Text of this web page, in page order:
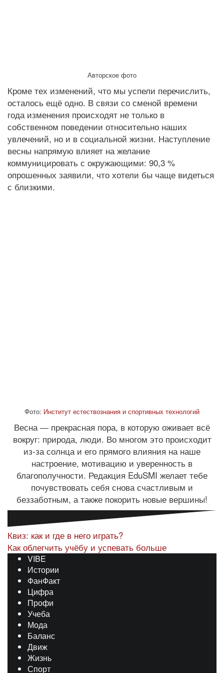
Авторское фото
Кроме тех изменений, что мы успели перечислить,
осталось ещё одно. В связи со сменой времени
года изменения происходят не только в
собственном поведении относительно наших
увлечений, но и в социальной жизни. Наступление
весны напрямую влияет на желание
коммуницировать с окружающими: 90,3 %
опрошенных заявили, что хотели бы чаще видеться
с близкими.
Фото: Институт естествознания и спортивных технологий
Весна ― прекрасная пора, в которую оживает всё
вокруг: природа, люди. Во многом это происходит
из-за солнца и его прямого влияния на наше
настроение, мотивацию и уверенность в
благополучности. Редакция EduSMI желает тебе
почувствовать себя снова счастливым и
беззаботным, а также покорить новые вершины!
Навигация
по
записям
Квиз: как и где в него играть?
Как облегчить учёбу и успевать больше
VIBE
Истории
ФанФакт
Цифра
Профи
Учеба
Мода
Баланс
Движ
Жизнь
Спорт